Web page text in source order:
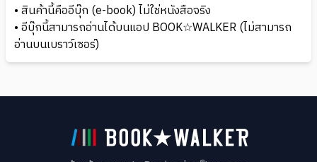
• สินค้านี้คืออีบุ๊ก (e-book) ไม่ใช่หนังสือจริง
• อีบุ๊กนี้สามารถอ่านได้บนแอป BOOK☆WALKER (ไม่สามารถ
อ่านบนเบราว์เซอร์)